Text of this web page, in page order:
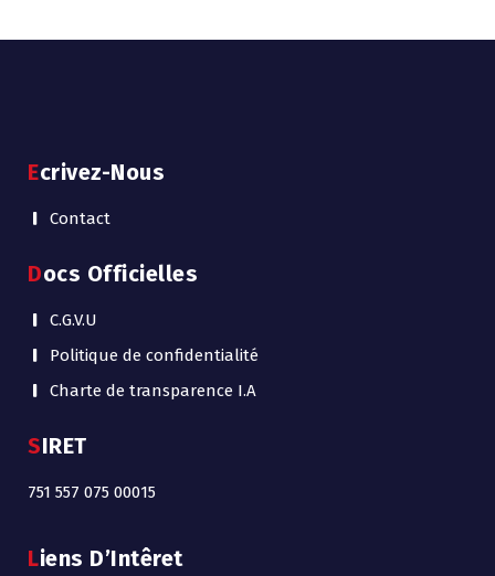
Ecrivez-Nous
Contact
Docs Officielles
C.G.V.U
Politique de confidentialité
Charte de transparence I.A
SIRET
751 557 075 00015
Liens D’Intêret